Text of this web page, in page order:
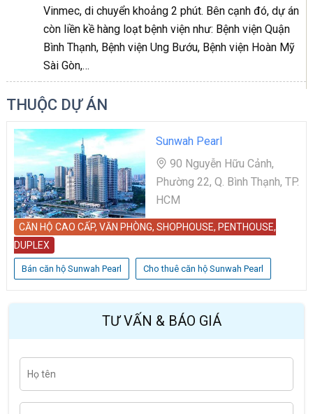
Vinmec, di chuyển khoảng 2 phút. Bên cạnh đó, dự án
còn liền kề hàng loạt bệnh viện như: Bệnh viện Quận
Bình Thạnh, Bệnh viện Ung Bướu, Bệnh viện Hoàn Mỹ
Sài Gòn,…
THUỘC DỰ ÁN
Sunwah Pearl
90 Nguyễn Hữu Cảnh,
Phường 22, Q. Bình Thạnh, TP.
HCM
CĂN HỘ CAO CẤP, VĂN PHÒNG, SHOPHOUSE, PENTHOUSE,
DUPLEX
Bán căn hộ Sunwah Pearl Cho thuê căn hộ Sunwah Pearl
TƯ VẤN & BÁO GIÁ
H
n
E